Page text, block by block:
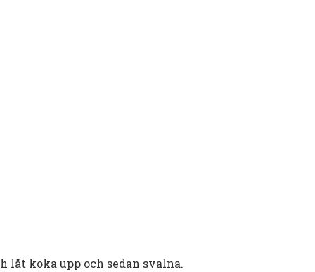
låt koka upp och sedan svalna.